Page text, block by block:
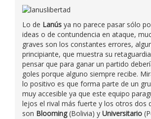
Lo de Lanús ya no parece pasar sólo
ideas o de contundencia en ataque,
graves son los constantes errores,
principiante, que muestra su
pensar que para ganar un partido
goles porque alguno siempre recibe.
lo positivo es que forma parte de un
muy accesible ya que este equipo
lejos el rival más fuerte y los otros dos
son Blooming(Bolivia) y Universitario